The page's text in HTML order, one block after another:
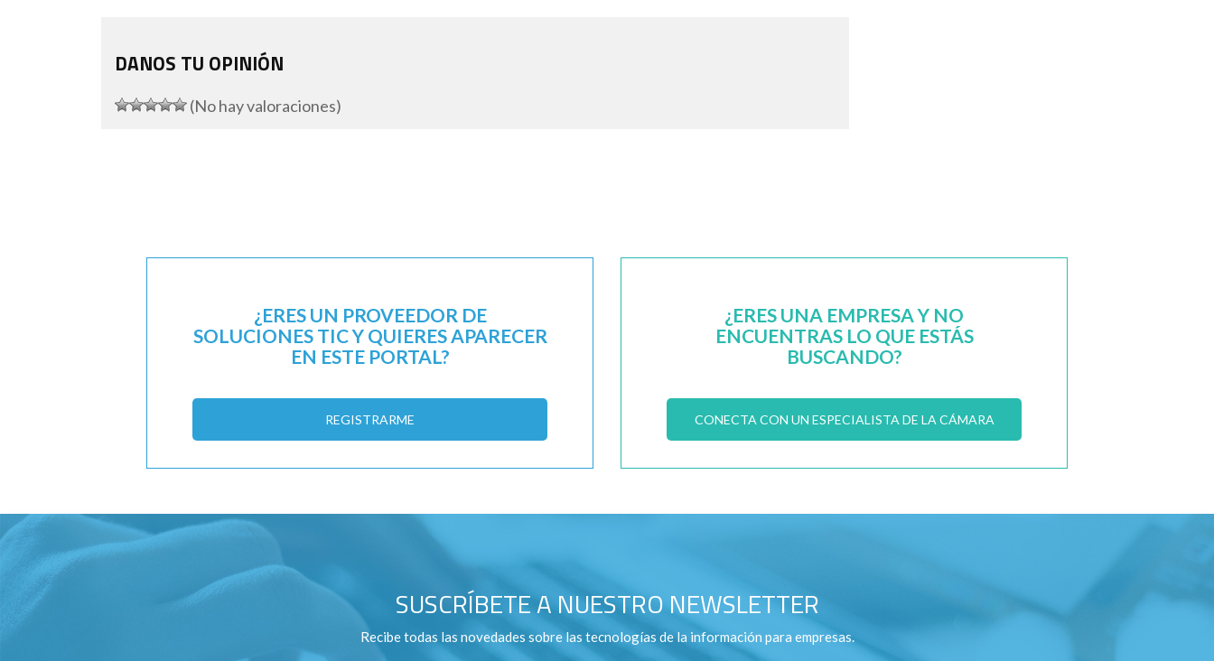
DANOS TU OPINIÓN
(No hay valoraciones)
¿ERES UN PROVEEDOR DE
SOLUCIONES TIC Y QUIERES APARECER
EN ESTE PORTAL?
REGISTRARME
¿ERES UNA EMPRESA Y NO
ENCUENTRAS LO QUE ESTÁS
BUSCANDO?
CONECTA CON UN ESPECIALISTA DE LA CÁMARA
SUSCRÍBETE A NUESTRO NEWSLETTER
Recibe todas las novedades sobre las tecnologías de la información para empresas.